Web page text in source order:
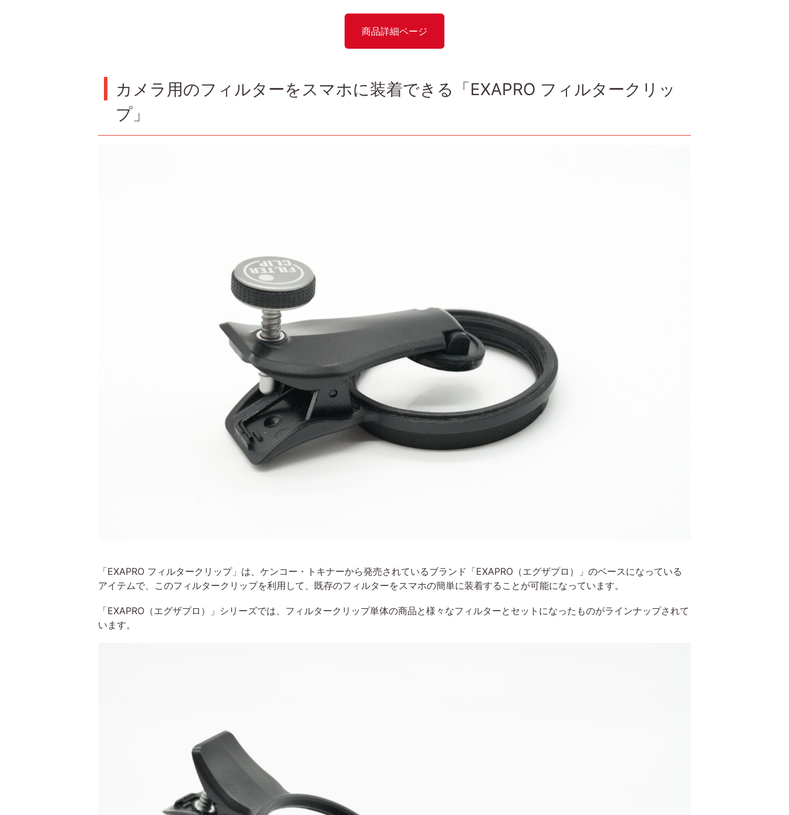
商品詳細ページ
カメラ用のフィルターをスマホに装着できる「EXAPRO フィルタークリッ
プ」
「EXAPRO フィルタークリップ」は、ケンコー・トキナーから発売されているブランド「EXAPRO（エグザプロ）」のベースになっている
アイテムで、このフィルタークリップを利用して、既存のフィルターをスマホの簡単に装着することが可能になっています。
「EXAPRO（エグザプロ）」シリーズでは、フィルタークリップ単体の商品と様々なフィルターとセットになったものがラインナップされて
います。